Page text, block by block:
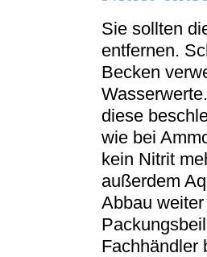
Sie sollten
entfernen.
Becken
diese
wie bei
kein Nitrit
außerdem
Abbau
Fachhändler